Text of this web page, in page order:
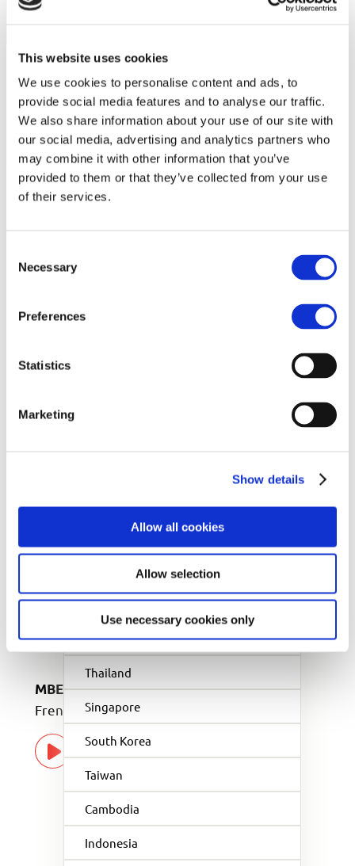
This website uses cookies
We use cookies to personalise content and ads, to
provide social media features and to analyse our traffic.
We also share information about your use of our site with
our social media, advertising and analytics partners who
may combine it with other information that you’ve
provided to them or that they’ve collected from your use
of their services.
Selection
Necessary
Preferences
Statistics
Marketing
Show details
Allow all cookies
Allow selection
Use necessary cookies only
Denmark
Finland
Sweden
Iceland
Netherlands
Japan
Vietnam
Thailand
Singapore
South Korea
Taiwan
Cambodia
Indonesia
Daha fazla bilgi mi arıyorsunuz
Bize ulaşın
MBE in Action
French Clients Share Their Opinion
Watch now